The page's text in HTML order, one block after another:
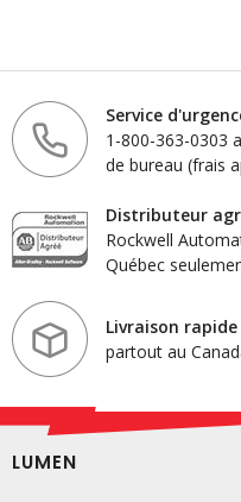
Service
1-800-363-0303
de bureau (frais
Distributeur
Rockwell
Québec
Livraison rapide
partout au
LUMEN